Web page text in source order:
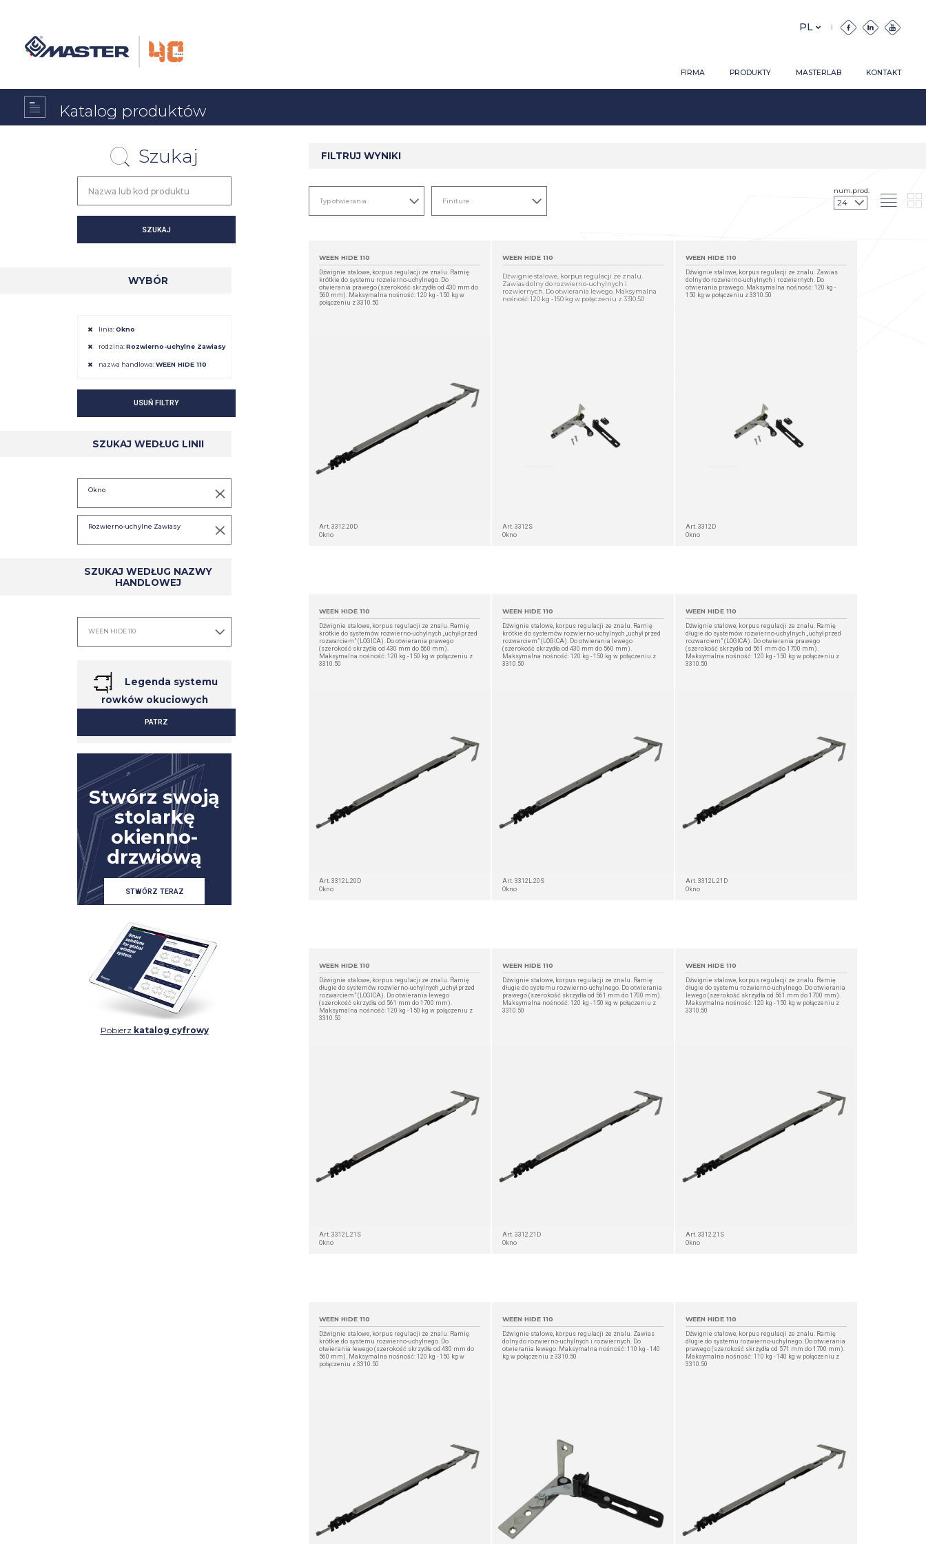
FIRMA PRODUKTY MASTERLAB KONTAKT
Katalog produktów
Szukaj
WYBÓR
linia:Okno
rodzina:Rozwierno-uchylne Zawiasy
nazwa handlowa:WEEN HIDE 110
USUŃ FILTRY
SZUKAJ WEDŁUG LINII
Okno
Rozwierno-uchylne Zawiasy
SZUKAJ WEDŁUG NAZWY
HANDLOWEJ
Legenda systemu
rowków okuciowych
PATRZ
Stwórz swoją
stolarkę
okienno-
drzwiową
STWÓRZ TERAZ
Pobierz katalog cyfrowy
FILTRUJ WYNIKI
num.prod.
WEEN HIDE 110
Dźwignie stalowe, korpus regulacji ze znalu. Ramię
krótkie do systemu rozwierno-uchylnego. Do
otwierania prawego (szerokość skrzydła od 430 mm do
560 mm). Maksymalna nośność: 120 kg - 150 kg w
połączeniu z 3310.50
Art. 3312.20D
Okno
WEEN HIDE 110
Dźwignie stalowe, korpus regulacji ze znalu.
Zawias dolny do rozwierno-uchylnych i
rozwiernych. Do otwierania lewego. Maksymalna
nośność: 120 kg - 150 kg w połączeniu z 3310.50
Art. 3312S
Okno
WEEN HIDE 110
Dźwignie stalowe, korpus regulacji ze znalu. Zawias
dolny do rozwierno-uchylnych i rozwiernych. Do
otwierania prawego. Maksymalna nośność: 120 kg -
150 kg w połączeniu z 3310.50
Art. 3312D
Okno
WEEN HIDE 110
Dźwignie stalowe, korpus regulacji ze znalu. Ramię
krótkie do systemów rozwierno-uchylnych „uchył przed
rozwarciem” (LOGICA). Do otwierania prawego
(szerokość skrzydła od 430 mm do 560 mm).
Maksymalna nośność: 120 kg - 150 kg w połączeniu z
3310.50
Art. 3312L.20D
Okno
WEEN HIDE 110
Dźwignie stalowe, korpus regulacji ze znalu. Ramię
krótkie do systemów rozwierno-uchylnych „uchył przed
rozwarciem” (LOGICA). Do otwierania lewego
(szerokość skrzydła od 430 mm do 560 mm).
Maksymalna nośność: 120 kg - 150 kg w połączeniu z
3310.50
Art. 3312L.20S
Okno
WEEN HIDE 110
Dźwignie stalowe, korpus regulacji ze znalu. Ramię
długie do systemów rozwierno-uchylnych „uchył przed
rozwarciem” (LOGICA). Do otwierania prawego
(szerokość skrzydła od 561 mm do 1700 mm).
Maksymalna nośność: 120 kg - 150 kg w połączeniu z
3310.50
Art. 3312L.21D
Okno
WEEN HIDE 110
Dźwignie stalowe, korpus regulacji ze znalu. Ramię
długie do systemów rozwierno-uchylnych „uchył przed
rozwarciem” (LOGICA). Do otwierania lewego
(szerokość skrzydła od 561 mm do 1700 mm).
Maksymalna nośność: 120 kg - 150 kg w połączeniu z
3310.50
Art. 3312L.21S
Okno
WEEN HIDE 110
Dźwignie stalowe, korpus regulacji ze znalu. Ramię
długie do systemu rozwierno-uchylnego. Do otwierania
prawego (szerokość skrzydła od 561 mm do 1700 mm).
Maksymalna nośność: 120 kg - 150 kg w połączeniu z
3310.50
Art. 3312.21D
Okno
WEEN HIDE 110
Dźwignie stalowe, korpus regulacji ze znalu. Ramię
długie do systemu rozwierno-uchylnego. Do otwierania
lewego (szerokość skrzydła od 561 mm do 1700 mm).
Maksymalna nośność: 120 kg - 150 kg w połączeniu z
3310.50
Art. 3312.21S
Okno
WEEN HIDE 110
Dźwignie stalowe, korpus regulacji ze znalu. Ramię
krótkie do systemu rozwierno-uchylnego. Do
otwierania lewego (szerokość skrzydła od 430 mm do
560 mm). Maksymalna nośność: 120 kg - 150 kg w
połączeniu z 3310.50
WEEN HIDE 110
Dźwignie stalowe, korpus regulacji ze znalu. Zawias
dolny do rozwierno-uchylnych i rozwiernych. Do
otwierania lewego. Maksymalna nośność: 110 kg - 140
kg w połączeniu z 3310.50
WEEN HIDE 110
Dźwignie stalowe, korpus regulacji ze znalu. Ramię
długie do systemu rozwierno-uchylnego. Do otwierania
prawego (szerokość skrzydła od 571 mm do 1700 mm).
Maksymalna nośność: 110 kg - 140 kg w połączeniu z
3310.50